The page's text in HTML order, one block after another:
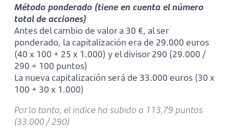
Método ponderado (tiene en cuenta el número
total de acciones)
Antes del cambio de valor a 30 €, al ser
ponderado, la capitalización era de 29.000 euros
(40 x 100 + 25 x 1.000) y el divisor 290 (29.000 /
290 = 100 puntos)
La nueva capitalización será de 33.000 euros (30 x
100 + 30 x 1.000)
Por lo tanto, el índice ha subido a 113,79 puntos
(33.000 / 290)